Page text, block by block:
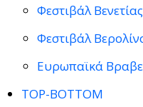
Φεστιβάλ Βενετίας
Φεστιβάλ
Ευρωπαϊκά
TOP-BOTTOM